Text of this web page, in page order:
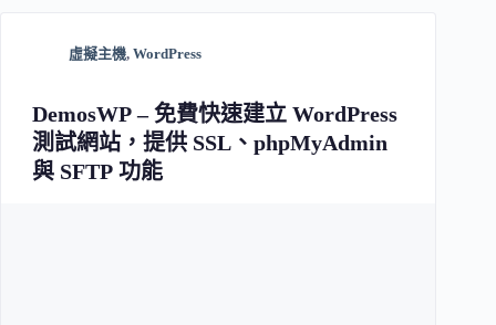
虛擬主機, WordPress
DemosWP – 免費快速建立 WordPress
測試網站，提供 SSL、phpMyAdmin
與 SFTP 功能